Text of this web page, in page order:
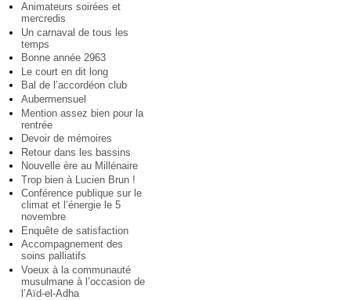
Animateurs soirées et
mercredis
Un carnaval de tous les
temps
Bonne année 2963
Le court en dit long
Bal de l’accordéon club
Aubermensuel
Mention assez bien pour la
rentrée
Devoir de mémoires
Retour dans les bassins
Nouvelle ère au Millénaire
Trop bien à Lucien Brun !
Conférence publique sur le
climat et l’énergie le 5
novembre
Enquête de satisfaction
Accompagnement des
soins palliatifs
Voeux à la communauté
musulmane à l’occasion de
l’Aïd-el-Adha